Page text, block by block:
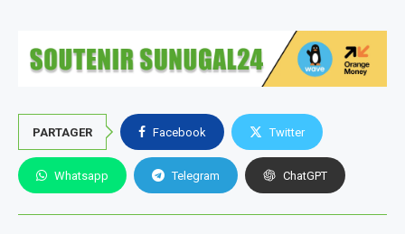
PARTAGER Facebook Twitter
Whatsapp Telegram ChatGPT